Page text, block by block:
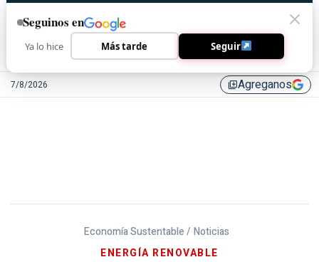
7/8/2026 library_addAgreganos
Economía Sustentable / Noticias
ENERGÍA RENOVABLE
Seguinos en
Ya lo hice Más tarde Seguir